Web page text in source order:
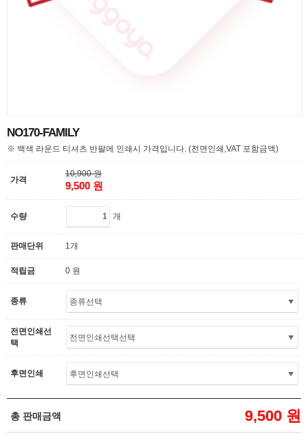
NO170-FAMILY
※ 백색 라운드 티셔츠 반팔에 인쇄시 가격입니다. (전면인쇄,VAT 포함금액)
가격
10,900 원
9,500 원
수량 개
판매단위 1개
적립금 0 원
종류
전면인쇄선
택
후면인쇄
총 판매금액 9,500 원